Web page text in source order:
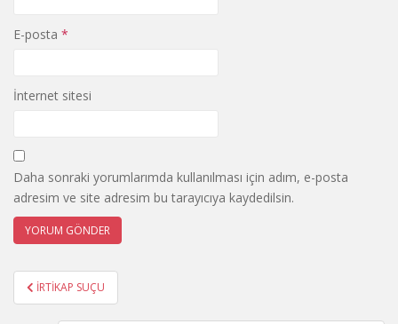
E-posta *
İnternet sitesi
Daha sonraki yorumlarımda kullanılması için adım, e-posta
adresim ve site adresim bu tarayıcıya kaydedilsin.
Yazı
gezinmesi
İRTİKAP SUÇU